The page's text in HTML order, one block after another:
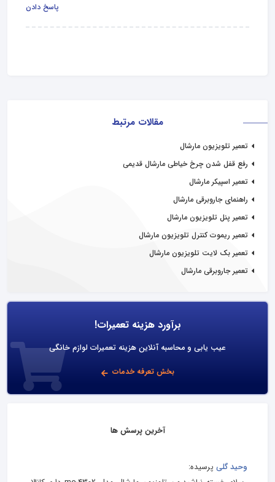
مقالات مرتبط
تعمیر تلویزیون مارشال
رفع قفل شدن چرخ خیاطی مارشال قدیمی
تعمیر اسپیکر مارشال
راهنمای جاروبرقی مارشال
تعمیر پنل تلویزیون مارشال
تعمیر ریموت کنترل تلویزیون مارشال
تعمیر بک لایت تلویزیون مارشال
تعمیر جاروبرقی مارشال
برآورد هزینه تعمیرات!
عیب یابی و محاسبه آنلاین هزینه تعمیرات لوازم خانگی
بخش تعرفه خدمات
پاسخ دادن
آخرین پرسش ها
وحید گلی پرسیده: